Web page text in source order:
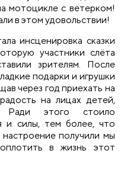
мотоцикле с ветерком!
в этом удовольствии!
инсценировка сказки
участники слёта
зрителям. После
подарки и игрушки
через год приехать на
на лицах детей,
Ради этого стоило
и силы, тем более, что
получили мы
в жизнь этот